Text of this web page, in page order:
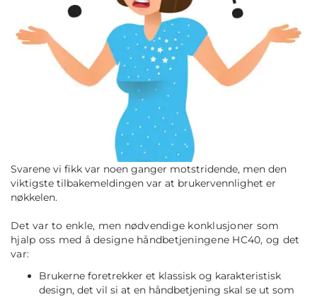
Svarene vi fikk var noen ganger motstridende, men den
viktigste tilbakemeldingen var at brukervennlighet er
nøkkelen.
Det var to enkle, men nødvendige konklusjoner som
hjalp oss med å designe håndbetjeningene HC40, og det
var:
Brukerne foretrekker et klassisk og karakteristisk
design, det vil si at en håndbetjening skal se ut som